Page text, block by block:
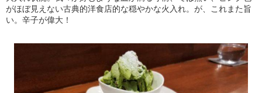
がほぼ見えない古典的洋食店的な穏やかな火入れ。が、これまた旨
い。辛子が偉大！